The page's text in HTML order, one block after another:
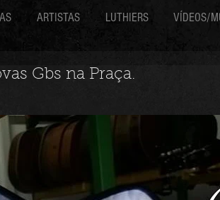
ARTISTAS LUTHIERS VÍDEOS/
Gbs na Praça.